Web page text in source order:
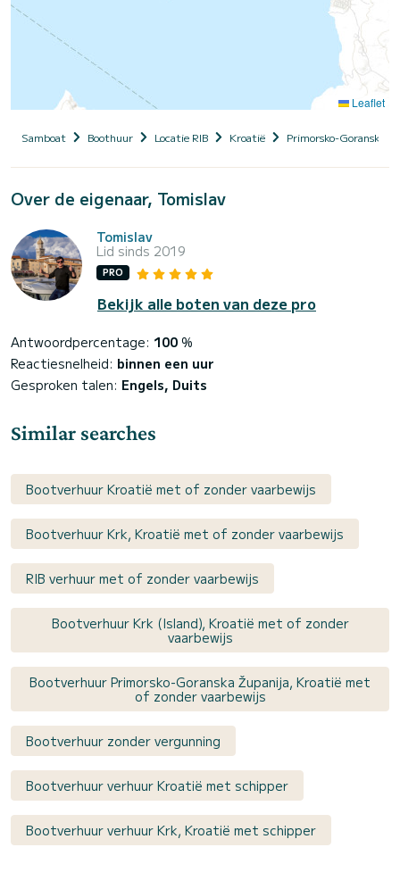
Leaflet
Samboat Boothuur Locatie RIB Kroatië Primorsko-Goranska
Over de eigenaar, Tomislav
Tomislav
Lid sinds 2019
PRO
Bekijk alle boten van deze pro
Antwoordpercentage: 100 %
Reactiesnelheid: binnen een uur
Gesproken talen: Engels, Duits
Similar searches
Bootverhuur Kroatië met of zonder vaarbewijs
Bootverhuur Krk, Kroatië met of zonder vaarbewijs
RIB verhuur met of zonder vaarbewijs
Bootverhuur Krk (Island), Kroatië met of zonder
vaarbewijs
Bootverhuur Primorsko-Goranska Županija, Kroatië met
of zonder vaarbewijs
Bootverhuur zonder vergunning
Bootverhuur verhuur Kroatië met schipper
Bootverhuur verhuur Krk, Kroatië met schipper